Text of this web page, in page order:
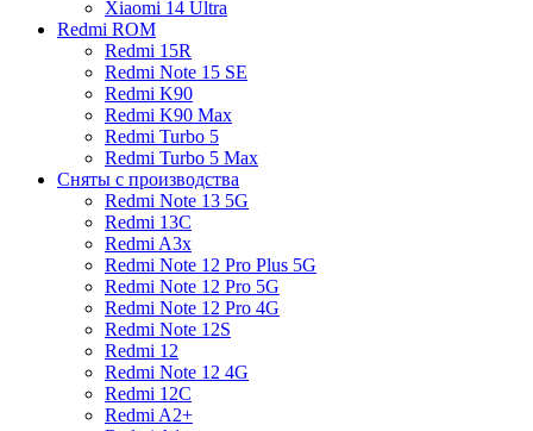
Xiaomi 14 Ultra
Redmi ROM
Redmi 15R
Redmi Note 15 SE
Redmi K90
Redmi K90 Max
Redmi Turbo 5
Redmi Turbo 5 Max
Сняты с производства
Redmi Note 13 5G
Redmi 13C
Redmi A3x
Redmi Note 12 Pro Plus 5G
Redmi Note 12 Pro 5G
Redmi Note 12 Pro 4G
Redmi Note 12S
Redmi 12
Redmi Note 12 4G
Redmi 12C
Redmi A2+